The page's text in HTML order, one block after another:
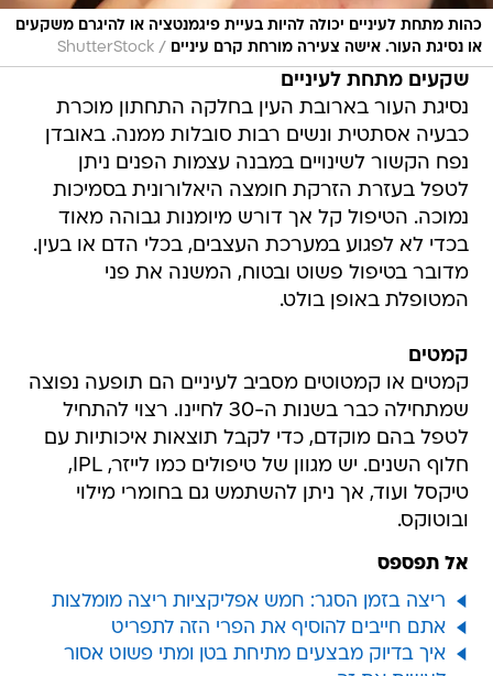
כהות מתחת לעיניים יכולה להיות בעיית פיגמנטציה או להיגרם משקעים
או נסיגת העור. אישה צעירה מורחת קרם עיניים
/
ShutterStock
שקעים מתחת לעיניים
נסיגת העור בארובת העין בחלקה התחתון מוכרת
כבעיה אסתטית ונשים רבות סובלות ממנה. באובדן
נפח הקשור לשינויים במבנה עצמות הפנים ניתן
לטפל בעזרת הזרקת חומצה היאלורונית בסמיכות
נמוכה. הטיפול קל אך דורש מיומנות גבוהה מאוד
בכדי לא לפגוע במערכת העצבים, בכלי הדם או בעין.
מדובר בטיפול פשוט ובטוח, המשנה את פני
המטופלת באופן בולט.
קמטים
קמטים או קמטוטים מסביב לעיניים הם תופעה נפוצה
שמתחילה כבר בשנות ה-30 לחיינו. רצוי להתחיל
לטפל בהם מוקדם, כדי לקבל תוצאות איכותיות עם
חלוף השנים. יש מגוון של טיפולים כמו לייזר, IPL,
טיקסל ועוד, אך ניתן להשתמש גם בחומרי מילוי
ובוטוקס.
אל תפספס
ריצה בזמן הסגר: חמש אפליקציות ריצה מומלצות
אתם חייבים להוסיף את הפרי הזה לתפריט
איך בדיוק מבצעים מתיחת בטן ומתי פשוט אסור